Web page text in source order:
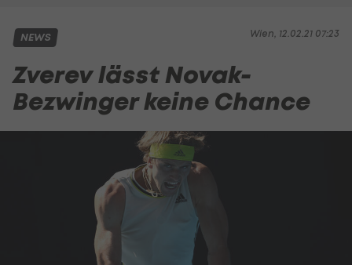
Wien, 12.02.21 07:23
NEWS
Zverev lässt Novak-
Bezwinger keine Chance